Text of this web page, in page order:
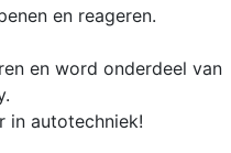
en reageren.
en word onderdeel van
in autotechniek!